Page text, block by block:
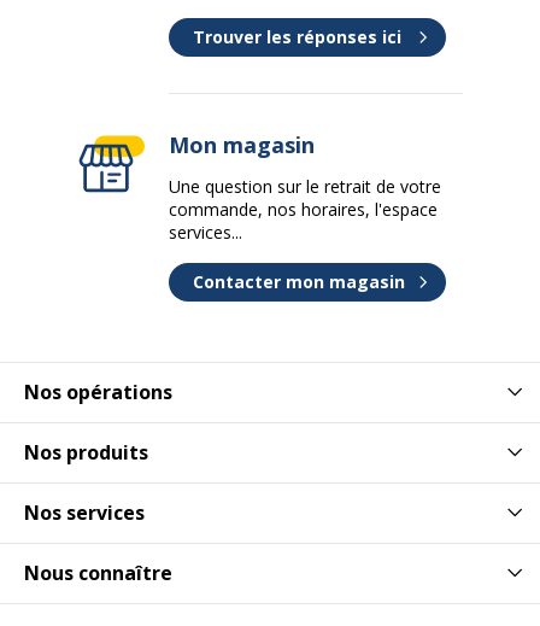
Nos opérations
Nos produits
Nos services
Nous connaître
Trouver les réponses ici
Mon magasin
Une question sur le retrait de votre
commande, nos horaires, l'espace
services...
Contacter mon magasin